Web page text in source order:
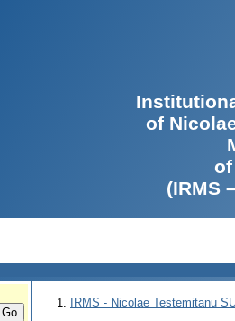
of
(IRMS
IRMS - Nicolae Testemitanu